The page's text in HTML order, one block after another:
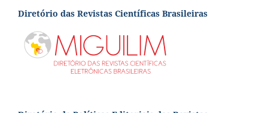
Diretório das Revistas Científicas Brasileiras